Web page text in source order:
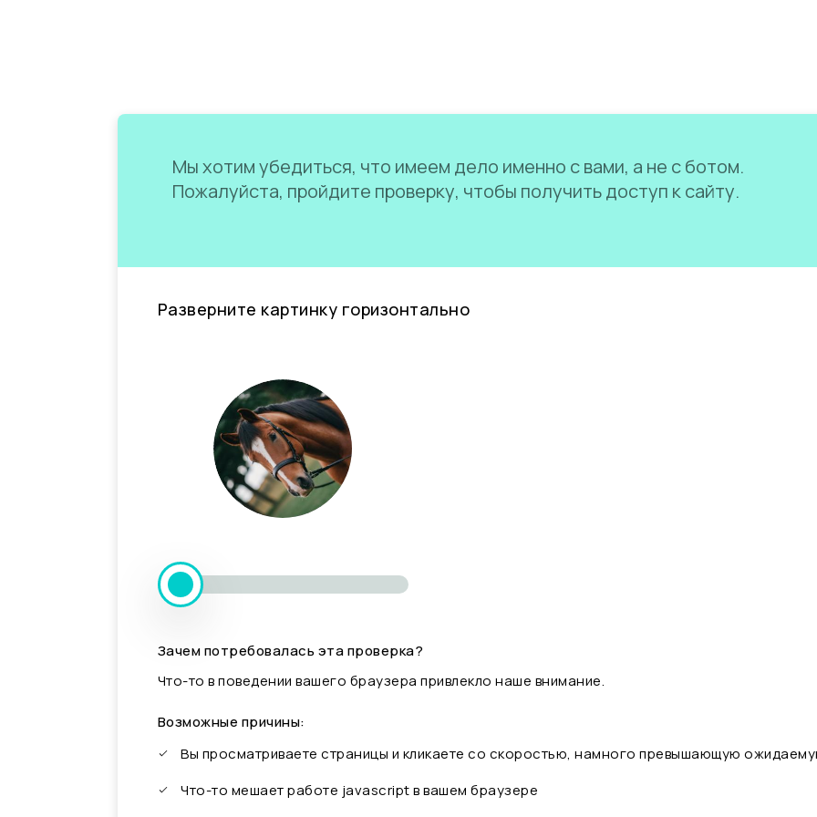
Мы хотим убедиться, что имеем дело именно с вами, а не с ботом.
Пожалуйста, пройдите проверку, чтобы получить доступ к сайту.
Разверните картинку горизонтально
Зачем потребовалась эта проверка?
Что-то в поведении вашего браузера привлекло наше внимание.
Возможные причины:
Вы просматриваете страницы и кликаете со скоростью, намного превышающую
Что-то мешает работе javascript в вашем браузере